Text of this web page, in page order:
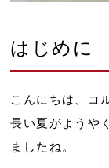
はじめに
こんにちは、コ
長い夏がようや
ましたね。